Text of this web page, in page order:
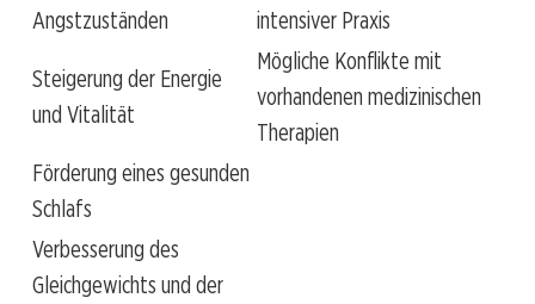
Angstzuständen
intensiver Praxis
Steigerung der Energie
und Vitalität
Mögliche Konflikte mit
vorhandenen medizinischen
Therapien
Förderung eines gesunden
Schlafs
Verbesserung des
Gleichgewichts und der